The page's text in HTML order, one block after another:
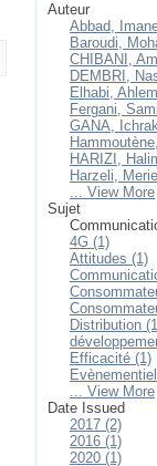
Auteur
Abbad,
Baroudi,
CHIBANI,
DEMBRI,
Elhabi,
Fergani,
GANA,
HARIZI,
Harzeli,
... View More
Sujet
4G (1)
Attitudes (1)
Distribution
Efficacité (1)
... View More
Date Issued
2017 (2)
2016 (1)
2020 (1)